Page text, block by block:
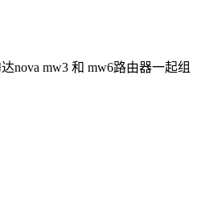
nova mw3 和 mw6路由器一起组